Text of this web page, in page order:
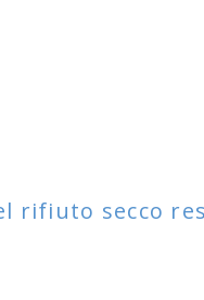
rifiuto secco